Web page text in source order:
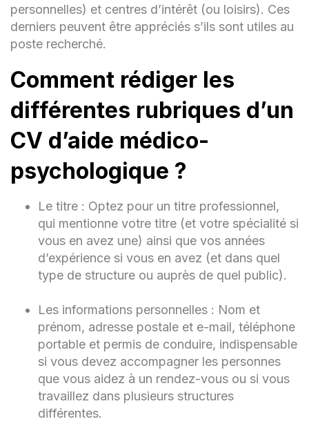
Compétences:
Soutien psychologique
Aide aux activités quotidiennes
Accompagnement aux rendez-vous
médicaux et administratifs
Organisation d'activités adaptées
Assistance à la préparation des repas
Compétences relationnelles et
empathie
Adaptabilité aux besoins individuels
Travail en équipe
Langues:
[Langues et niveau de compétence, le
cas échéant]
Centres d'Intérêt:
Lecture, activités artistiques,
participation à des événements
communautaires.
personnelles) et centres d’intérêt (ou loisirs). Ces
derniers peuvent être appréciés s’ils sont utiles au
poste recherché.
Comment rédiger les
différentes rubriques d’un
CV d’aide médico-
psychologique ?
Le titre : Optez pour un titre professionnel,
qui mentionne votre titre (et votre spécialité si
vous en avez une) ainsi que vos années
d’expérience si vous en avez (et dans quel
type de structure ou auprès de quel public).
Les informations personnelles : Nom et
prénom, adresse postale et e-mail, téléphone
portable et permis de conduire, indispensable
si vous devez accompagner les personnes
que vous aidez à un rendez-vous ou si vous
travaillez dans plusieurs structures
différentes.